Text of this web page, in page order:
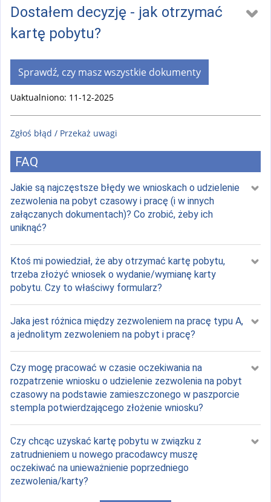
Dostałem decyzję - jak otrzymać
kartę pobytu?
Sprawdź, czy masz wszystkie dokumenty
Uaktualniono: 11-12-2025
Zgłoś błąd / Przekaż uwagi
FAQ
Jakie są najczęstsze błędy we wnioskach o udzielenie
zezwolenia na pobyt czasowy i pracę (i w innych
załączanych dokumentach)? Co zrobić, żeby ich
uniknąć?
Ktoś mi powiedział, że aby otrzymać kartę pobytu,
trzeba złożyć wniosek o wydanie/wymianę karty
pobytu. Czy to właściwy formularz?
Jaka jest różnica między zezwoleniem na pracę typu A,
a jednolitym zezwoleniem na pobyt i pracę?
Czy mogę pracować w czasie oczekiwania na
rozpatrzenie wniosku o udzielenie zezwolenia na pobyt
czasowy na podstawie zamieszczonego w paszporcie
stempla potwierdzającego złożenie wniosku?
Czy chcąc uzyskać kartę pobytu w związku z
zatrudnieniem u nowego pracodawcy muszę
oczekiwać na unieważnienie poprzedniego
zezwolenia/karty?